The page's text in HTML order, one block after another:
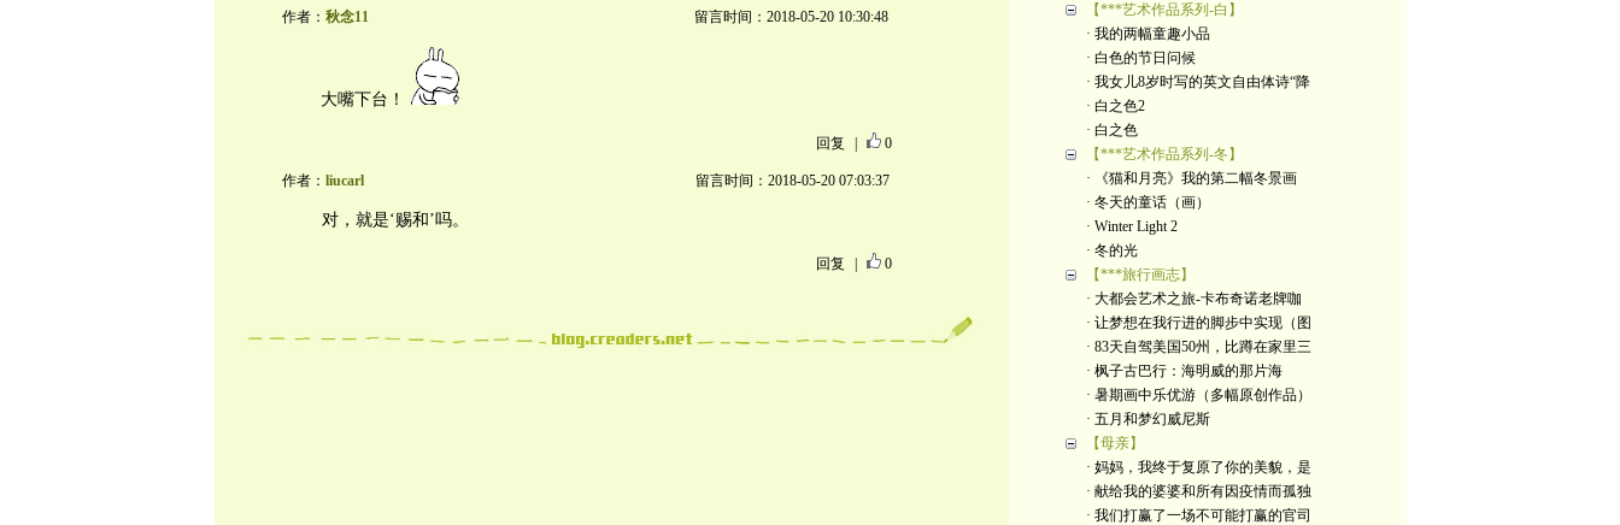
作者： 秋念11 留言时间：2018-05-20 10:30:48
大嘴下台！
回复 0
作者： liucarl 留言时间：2018-05-20 07:03:37
对，就是‘赐和’吗。
回复 0
【***艺术作品系列-白】
· 我的两幅童趣小品
· 白色的节日问候
· 我女儿8岁时写的英文自由体诗“降
· 白之色2
· 白之色
【***艺术作品系列-冬】
· 《猫和月亮》我的第二幅冬景画
· 冬天的童话（画）
· Winter Light 2
· 冬的光
【***旅行画志】
· 大都会艺术之旅-卡布奇诺老牌咖
· 让梦想在我行进的脚步中实现（图
· 83天自驾美国50州，比蹲在家里三
· 枫子古巴行：海明威的那片海
· 暑期画中乐优游（多幅原创作品）
· 五月和梦幻威尼斯
【母亲】
· 妈妈，我终于复原了你的美貌，是
· 献给我的婆婆和所有因疫情而孤独
· 我们打赢了一场不可能打赢的官司